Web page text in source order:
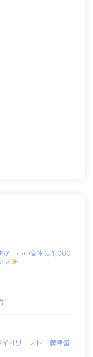
か！小中高生は1,000
ス
オリニスト・廣津留